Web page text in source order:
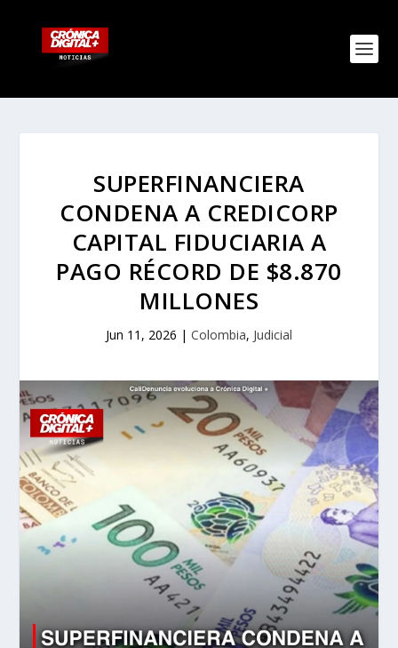
SUPERFINANCIERA
CONDENA A CREDICORP
CAPITAL FIDUCIARIA A
PAGO RÉCORD DE $8.870
MILLONES
Jun 11, 2026 | Colombia, Judicial